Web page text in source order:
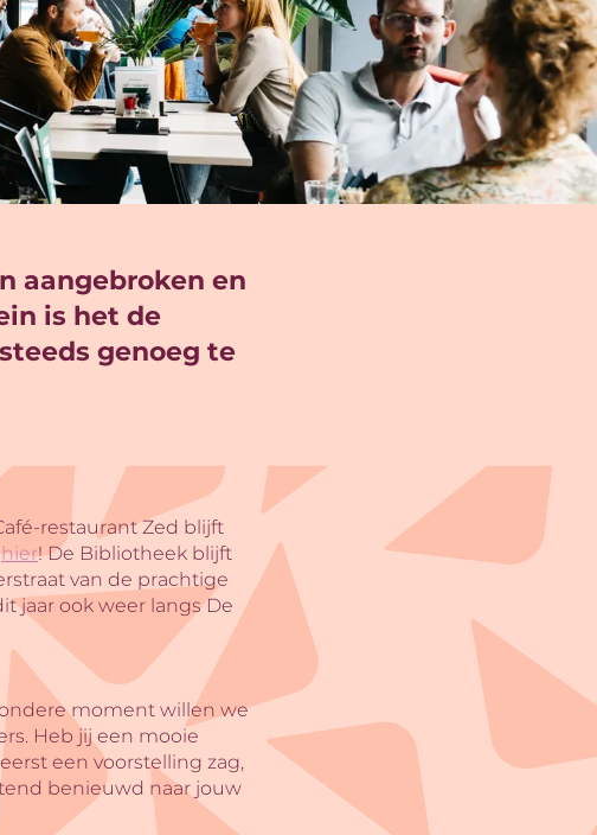
aangebroken en
is het de
genoeg te
restaurant Zed blijft
hier! De Bibliotheek blijft
van de prachtige
jaar ook weer langs De
moment willen we
Heb jij een mooie
een voorstelling zag,
benieuwd naar jouw